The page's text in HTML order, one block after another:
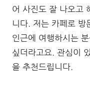
어 사진도 잘 나오고
니다. 저는 카페로 방
인근에 여행하시는
싶더라고요. 관심이
을 추천드립니다.